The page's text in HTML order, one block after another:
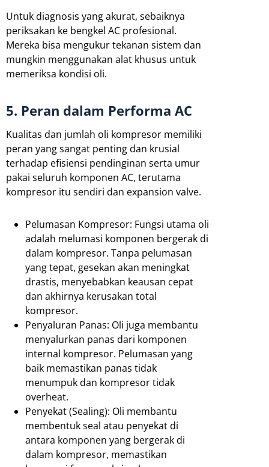
Untuk diagnosis yang akurat, sebaiknya
periksakan ke bengkel AC profesional.
Mereka bisa mengukur tekanan sistem dan
mungkin menggunakan alat khusus untuk
memeriksa kondisi oli.
5. Peran dalam Performa AC
Kualitas dan jumlah oli kompresor memiliki
peran yang sangat penting dan krusial
terhadap efisiensi pendinginan serta umur
pakai seluruh komponen AC, terutama
kompresor itu sendiri dan expansion valve.
Pelumasan Kompresor: Fungsi utama oli
adalah melumasi komponen bergerak di
dalam kompresor. Tanpa pelumasan
yang tepat, gesekan akan meningkat
drastis, menyebabkan keausan cepat
dan akhirnya kerusakan total
kompresor.
Penyaluran Panas: Oli juga membantu
menyalurkan panas dari komponen
internal kompresor. Pelumasan yang
baik memastikan panas tidak
menumpuk dan kompresor tidak
overheat.
Penyekat (Sealing): Oli membantu
membentuk seal atau penyekat di
antara komponen yang bergerak di
dalam kompresor, memastikan